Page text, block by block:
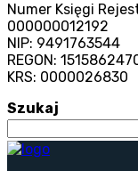
Numer Księgi
000000012192
NIP: 9491763544
REGON:
KRS: 0000026830
Szukaj